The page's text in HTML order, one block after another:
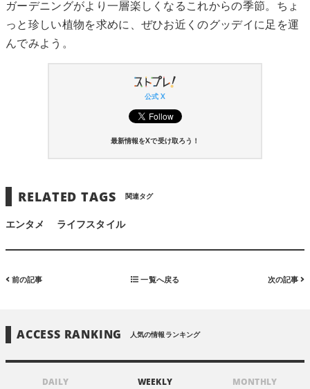
ガーデニングがより一層楽しくなるこれからの季節。ちょ
っと珍しい植物を求めに、ぜひお近くのグッデイに足を運
んでみよう。
公式 X
最新情報をXで受け取ろう！
RELATED TAGS 関連タグ
エンタメ ライフスタイル
前の記事 一覧へ戻る 次の記事
ACCESS RANKING 人気の情報ランキング
DAILY WEEKLY MONTHLY